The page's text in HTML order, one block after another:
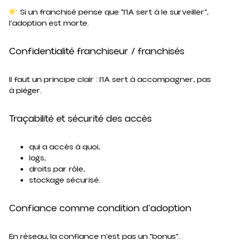
Si un franchisé pense que “l’IA sert à le surveiller”,
l’adoption est morte.
Confidentialité franchiseur / franchisés
Il faut un principe clair :l’IA sert à accompagner, pas
à piéger.
Traçabilité et sécurité des accès
qui a accès à quoi,
logs,
droits par rôle,
stockage sécurisé.
Confiance comme condition d’adoption
En réseau, la confiance n’est pas un “bonus”.